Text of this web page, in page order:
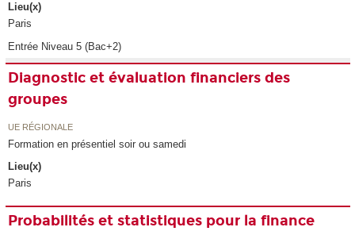
Lieu(x)
Paris
Entrée Niveau 5 (Bac+2)
Diagnostic et évaluation financiers des
groupes
UE RÉGIONALE
Formation en présentiel soir ou samedi
Lieu(x)
Paris
Probabilités et statistiques pour la finance